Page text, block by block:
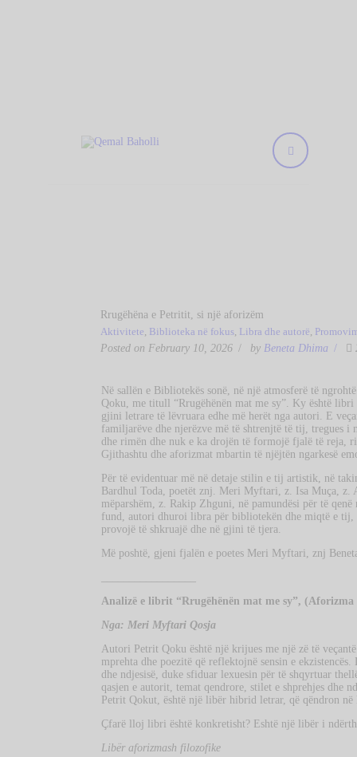
KOLEKSIONE
Rrugëhëna e Petritit, si një aforizëm
Aktivitete, Biblioteka në fokus, Libra dhe autorë,
Posted on February 10, 2026 by Beneta Dhima
Në sallën e Bibliotekës sonë, në një atmosferë të
Qoku, me titull “Rrugëhënën mat me sy”. Ky është
gjini letrare të lëvruara edhe më herët nga autori. E
familjarëve dhe njerëzve më të shtrenjtë të tij, tregues
dhe rimën dhe nuk e ka drojën të formojë fjalë të reja,
Gjithashtu dhe aforizmat mbartin të njëjtën ngarkesë
Për të evidentuar më në detaje stilin e tij artistik, në
Bardhul Toda, poetët znj. Meri Myftari, z. Isa Muça,
mëparshëm, z. Rakip Zhguni, në pamundësi për të
fund, autori dhuroi libra për bibliotekën dhe miqtë e
provojë të shkruajë dhe në gjini të tjera.
Më poshtë, gjeni fjalën e poetes Meri Myftari, znj
Analizë e librit “Rrugëhënën mat me sy”, (Aforizma
Nga: Meri Myftari Qosja
Autori Petrit Qoku është një krijues me një zë të
mprehta dhe poezitë që reflektojnë sensin e
dhe ndjesisë, duke sfiduar lexuesin për të shqyrtuar
qasjen e autorit, temat qendrore, stilet e shprehjes dhe
Petrit Qokut, është një libër hibrid letrar, që qëndron
Çfarë lloj libri është konkretisht? Eshtë një libër i
Libër aforizmash filozofike